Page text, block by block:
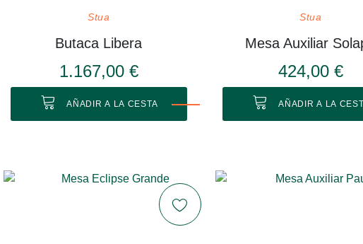
Stua
Butaca Libera
1.167,00 €
AÑADIR A LA CESTA
Stua
Mesa Auxiliar
424,00 €
AÑADIR A LA